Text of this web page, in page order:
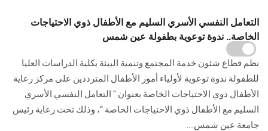
التعامل النفسي الأسري السليم مع الأطفال ذوي الاحتياجات
الخاصة.. ندوة توعوية بطفولة عين شمس
نظم قطاع شئون خدمة المجتمع وتنمية البيئة بكلية الدراسات العليا
للطفولة ندوة توعوية لأولياء أمور الأطفال المترددين على مركز رعاية
الأطفال ذوي الاحتياجات الخاصة بعنوان " التعامل النفسي الأسري
السليم مع الأطفال ذوي الاحتياجات الخاصة “، وذلك تحت رعاية رئيس
جامعة عين شمس....